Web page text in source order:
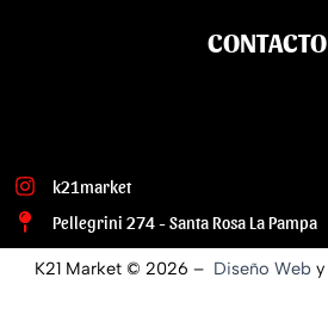
CONTACTO
k21market
Pellegrini 274 - Santa Rosa La Pampa
K21 Market © 2026 – Diseño Weby